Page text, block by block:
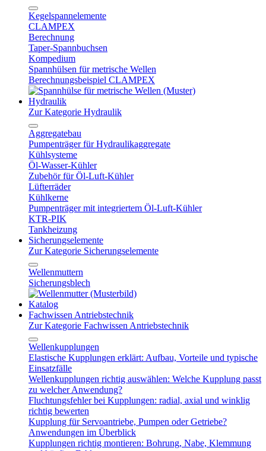
Kegelspannelemente
CLAMPEX
Berechnung
Taper-Spannbuchsen
Kompedium
Spannhülsen für metrische Wellen
Berechnungsbeispiel CLAMPEX
Hydraulik
Zur Kategorie Hydraulik
Aggregatebau
Pumpenträger für Hydraulikaggregate
Kühlsysteme
Öl-Wasser-Kühler
Zubehör für Öl-Luft-Kühler
Lüfterräder
Kühlkerne
Pumpenträger mit integriertem Öl-Luft-Kühler
KTR-PIK
Tankheizung
Sicherungselemente
Zur Kategorie Sicherungselemente
Wellenmuttern
Sicherungsblech
Katalog
Fachwissen Antriebstechnik
Zur Kategorie Fachwissen Antriebstechnik
Wellenkupplungen
Elastische Kupplungen erklärt: Aufbau, Vorteile und typische
Einsatzfälle
Wellenkupplungen richtig auswählen: Welche Kupplung passt
zu welcher Anwendung?
Fluchtungsfehler bei Kupplungen: radial, axial und winklig
richtig bewerten
Kupplung für Servoantriebe, Pumpen oder Getriebe?
Anwendungen im Überblick
Kupplungen richtig montieren: Bohrung, Nabe, Klemmung